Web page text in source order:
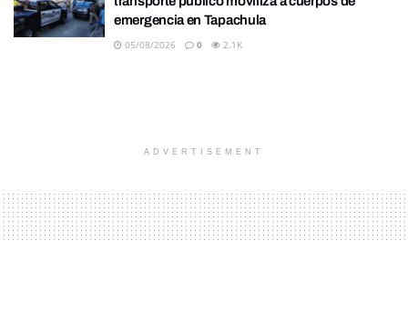
emergencia en Tapachula
05/08/2026 0 2.1K
ADVERTISEMENT